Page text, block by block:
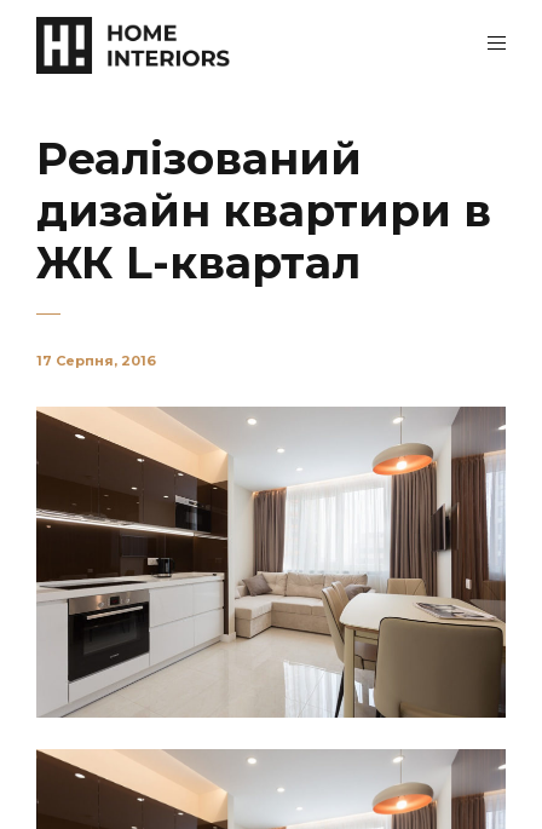
Реалізований
дизайн квартири в
ЖК L-квартал
17 Серпня, 2016